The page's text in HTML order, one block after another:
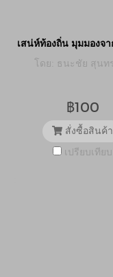
เสน่ห์ท้องถิ่น มุมมองจ
โดย: ธนะชัย สุนท
฿100
สั่งซื้อสินค้า
เปรียบเทียบ